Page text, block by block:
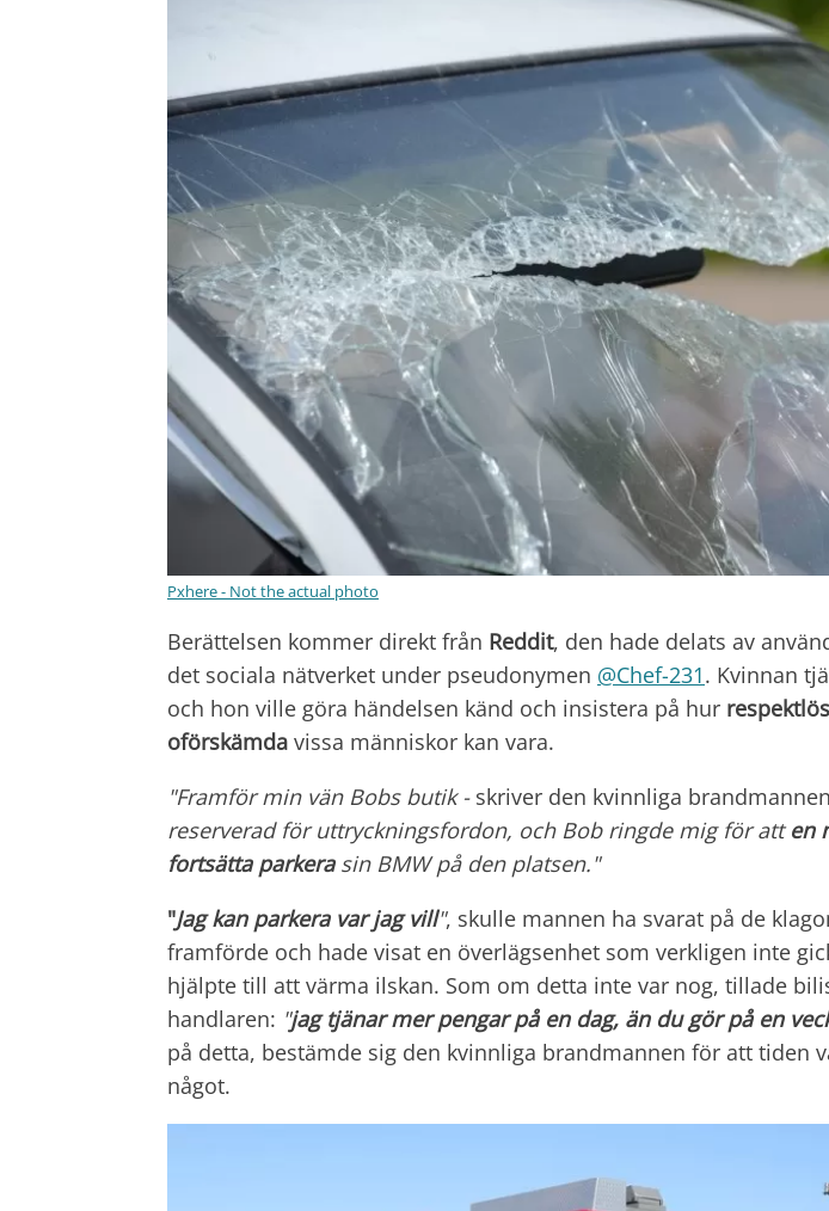
Pxhere - Not the actual photo
Berättelsen kommer direkt från Reddit, den hade delats av
det sociala nätverket under pseudonymen @Chef-231. Kvinnan
och hon ville göra händelsen känd och insistera på hur
oförskämda vissa människor kan vara.
"Framför min vän Bobs butik - skriver den kvinnliga
reserverad för uttryckningsfordon, och Bob ringde mig för atten
fortsätta parkerasin BMW på den platsen."
"Jag kan parkera var jag vill", skulle mannen ha svarat på de
framförde och hade visat en överlägsenhet som verkligen inte
hjälpte till att värma ilskan. Som om detta inte var nog, tillade
handlaren: "jag tjänar mer pengar på en dag, än du gör på en
på detta, bestämde sig den kvinnliga brandmannen för att tiden
något.